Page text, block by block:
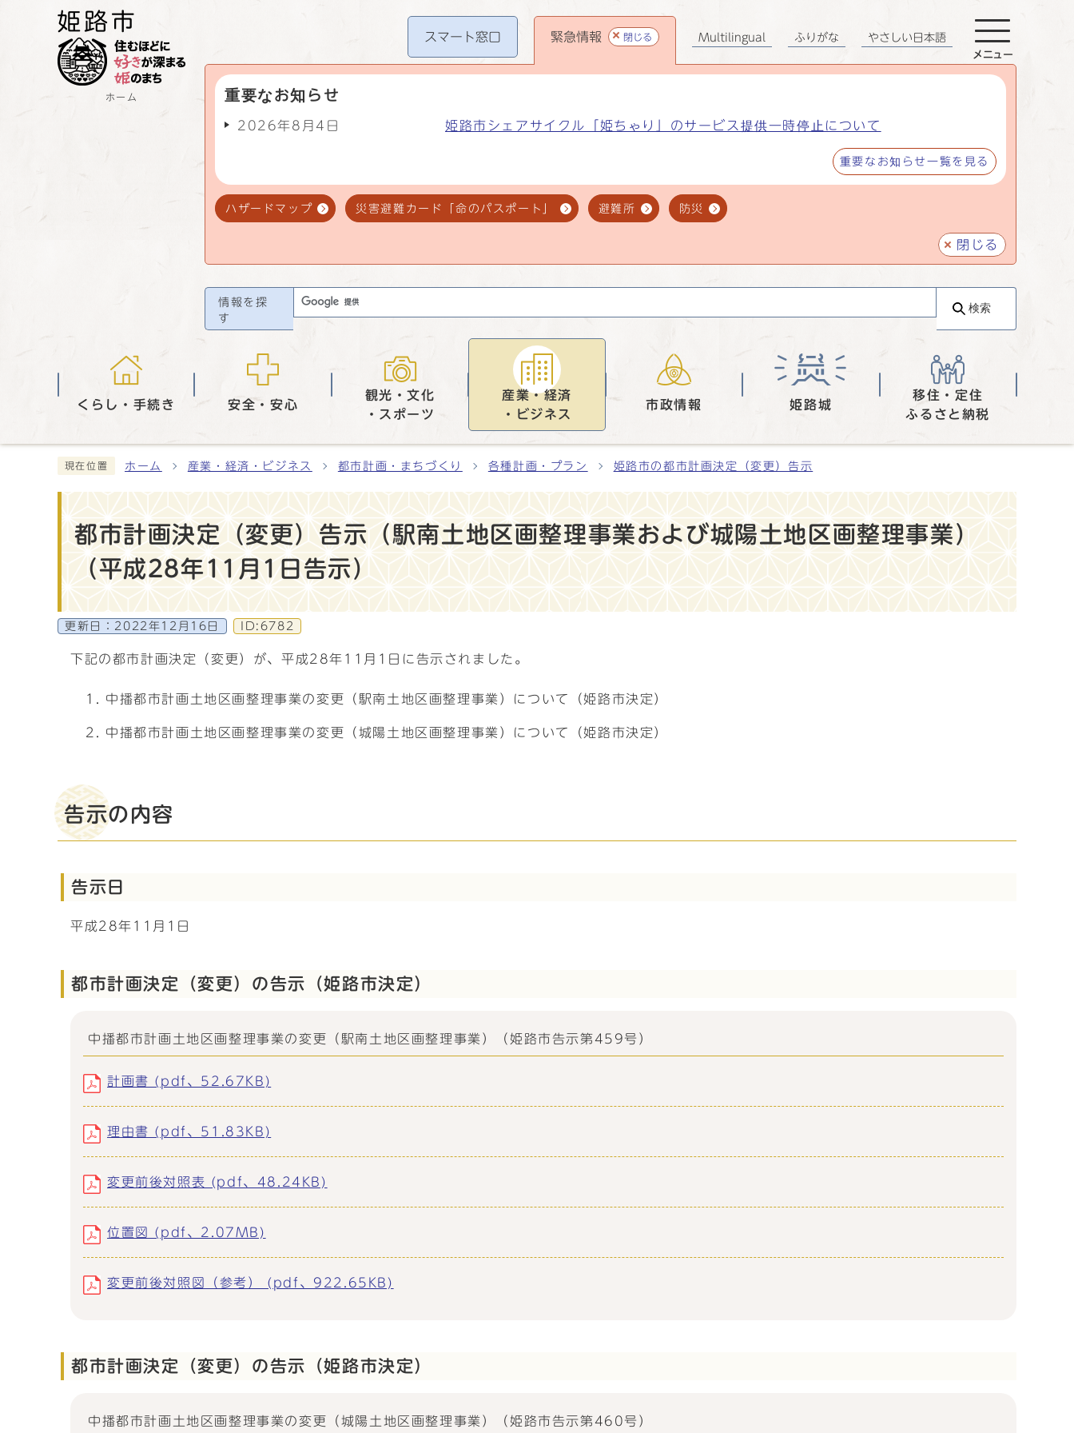
ホーム
スマート窓口 緊急情報 閉じる
重要なお知らせ
2026年8月4日 姫路市シェアサイクル「姫ちゃり」のサービス提供一時停止について
重要なお知らせ一覧を見る
ハザードマップ 災害避難カード「命のパスポート」 避難所 防災
閉じる
Multilingual ふりがな やさしい日本語
メニュー
情報を探
す
検索
くらし・手続き 安全・安心
観光・文化
・スポーツ
産業・経済
・ビジネス
市政情報 姫路城
移住・定住
ふるさと納税
現在位置 ホーム 産業・経済・ビジネス 都市計画・まちづくり 各種計画・プラン 姫路市の都市計画決定（変更）告示
都市計画決定（変更）告示（駅南土地区画整理事業および城陽土地区画整理事業）
（平成28年11月1日告示）
更新日： 2022年12月16日 ID:6782
下記の都市計画決定（変更）が、平成28年11月1日に告示されました。
中播都市計画土地区画整理事業の変更（駅南土地区画整理事業）について（姫路市決定）
中播都市計画土地区画整理事業の変更（城陽土地区画整理事業）について（姫路市決定）
告示の内容
告示日
平成28年11月1日
都市計画決定（変更）の告示（姫路市決定）
中播都市計画土地区画整理事業の変更（駅南土地区画整理事業）（姫路市告示第459号）
計画書 (pdf、52.67KB)
理由書 (pdf、51.83KB)
変更前後対照表 (pdf、48.24KB)
位置図 (pdf、2.07MB)
変更前後対照図（参考） (pdf、922.65KB)
都市計画決定（変更）の告示（姫路市決定）
中播都市計画土地区画整理事業の変更（城陽土地区画整理事業）（姫路市告示第460号）